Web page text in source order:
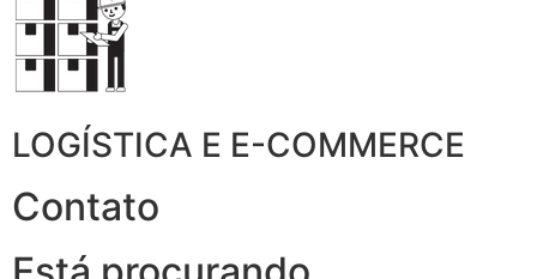
LOGÍSTICA E E-COMMERCE
Contato